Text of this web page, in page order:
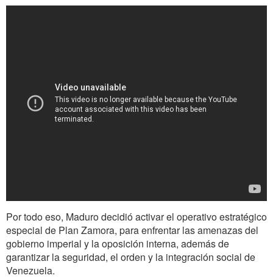
Por todo eso, Maduro decidió activar el operativo estratégico
especial de Plan Zamora, para enfrentar las amenazas del
gobierno imperial y la oposición interna, además de
garantizar la seguridad, el orden y la integración social de
Venezuela.